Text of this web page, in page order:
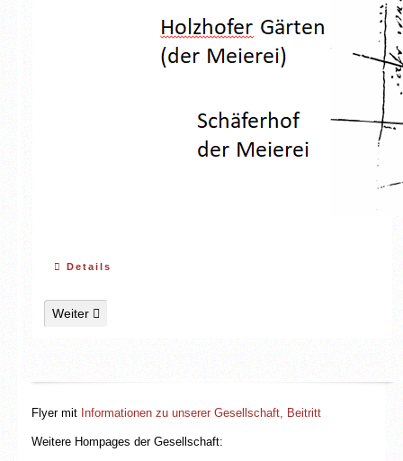
Flyer mit Informationen zu unserer Gesellschaft, Beitritt
Weitere Hompages der Gesellschaft:
Details
Nächster Beitrag: Karte 2: 1880
Weiter